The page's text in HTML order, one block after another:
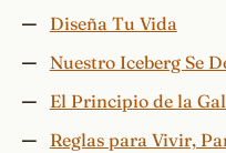
Diseña Tu Vida
Nuestro Iceberg Se
El Principio de la
Reglas para Vivir,